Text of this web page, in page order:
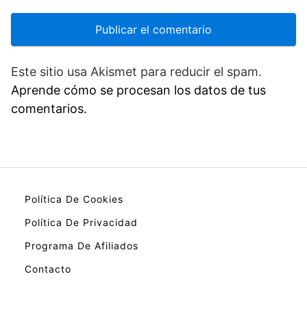
Este sitio usa Akismet para reducir el spam.
Aprende cómo se procesan los datos de tus
comentarios.
Política De Cookies
Política De Privacidad
Programa De Afiliados
Contacto